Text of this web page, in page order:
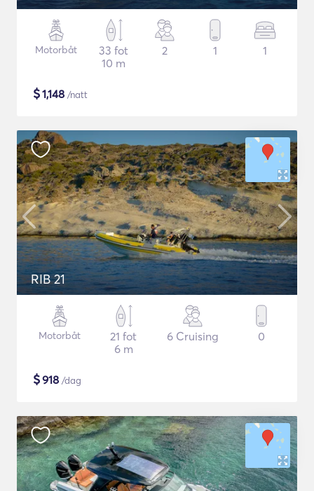
Motorbåt
33 fot
10 m
2 1 1
$1,148 /natt
RIB 21
Motorbåt
21 fot
6 m
6 Cruising 0
$918 /dag